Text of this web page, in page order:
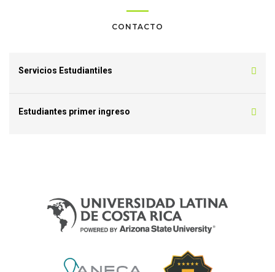
CONTACTO
Servicios Estudiantiles
Estudiantes primer ingreso